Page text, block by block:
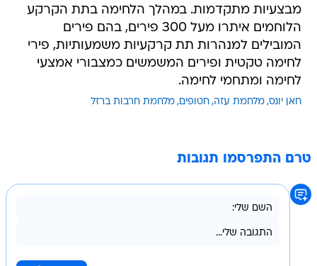
מבצעיות מתקדמות. במהלך הלחימה בתת הקרקע
הלוחמים איתרו מעל 300 פירים, בהם פירים
המובילים למנהרות תת קרקעיות משמעותיות, פירי
לחימה טקטית ופירים המשמשים כמצבורי אמצעי
לחימה ומתחמי לחימה.
חאן יונס מלחמת עזה חטופים מלחמת חרבות ברזל
טרם התפרסמו תגובות